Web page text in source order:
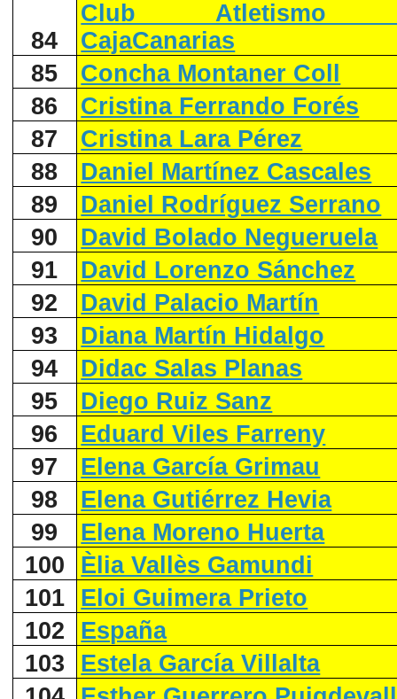
84
Club Atletismo
CajaCanarias
85
Concha Montaner Coll
86
Cristina Ferrando Forés
87
Cristina Lara Pérez
88
Daniel Martínez Cascales
89
Daniel Rodríguez Serrano
90
David Bolado Negueruela
91
David Lorenzo Sánchez
92
David Palacio Martín
93
Diana Martín Hidalgo
94
Didac Salas Planas
95
Diego Ruiz Sanz
96
Eduard Viles Farreny
97
Elena García Grimau
98
Elena Gutiérrez Hevia
99
Elena Moreno Huerta
100
Èlia Vallès Gamundi
101
Eloi Guimera Prieto
102
España
103
Estela García Villalta